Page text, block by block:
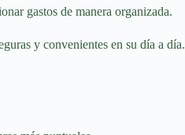
gastos de manera organizada.
y convenientes en su día a día.